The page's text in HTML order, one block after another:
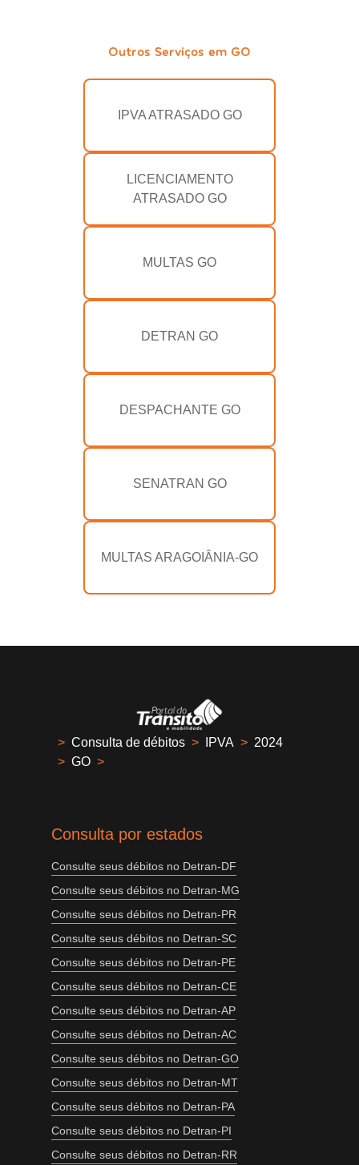
Outros Serviços em GO
IPVA ATRASADO GO
LICENCIAMENTO
ATRASADO GO
MULTAS GO
DETRAN GO
DESPACHANTE GO
SENATRAN GO
MULTAS ARAGOIÂNIA-GO
> Consulta de débitos > IPVA > 2024
> GO >
Consulta por estados
Consulte seus débitos no Detran-DF
Consulte seus débitos no Detran-MG
Consulte seus débitos no Detran-PR
Consulte seus débitos no Detran-SC
Consulte seus débitos no Detran-PE
Consulte seus débitos no Detran-CE
Consulte seus débitos no Detran-AP
Consulte seus débitos no Detran-AC
Consulte seus débitos no Detran-GO
Consulte seus débitos no Detran-MT
Consulte seus débitos no Detran-PA
Consulte seus débitos no Detran-PI
Consulte seus débitos no Detran-RR